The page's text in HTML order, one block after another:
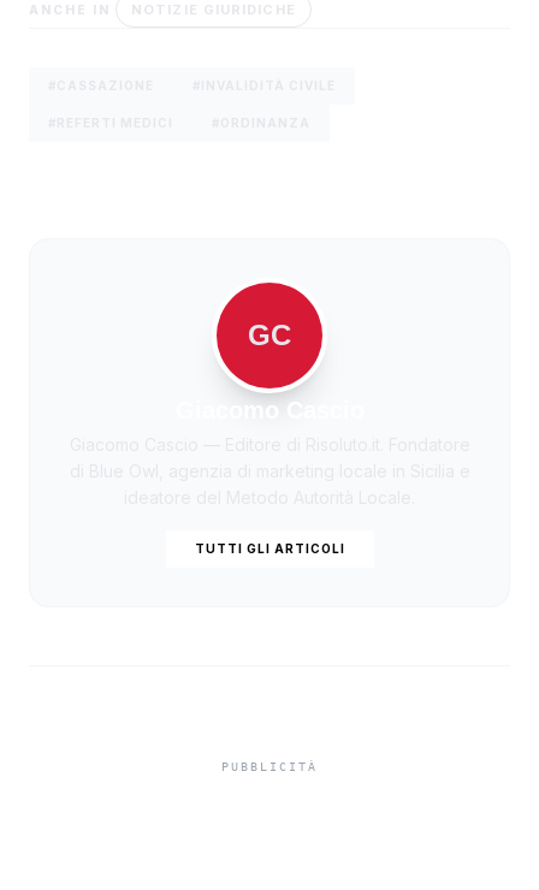
ANCHE IN NOTIZIE GIURIDICHE
GC
Giacomo Cascio
TUTTI GLI ARTICOLI